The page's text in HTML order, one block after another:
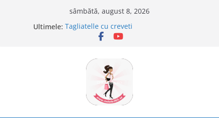
sâmbătă, august 8, 2026
Ultimele: Tagliatelle cu creveti
Clafoutis cu cirese
Savarine